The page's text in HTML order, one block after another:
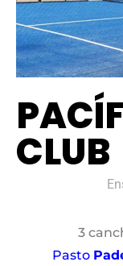
CLUB
3
Pasto